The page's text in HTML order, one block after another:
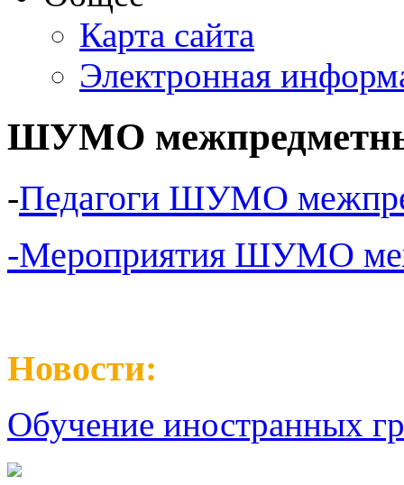
Карта сайта
Электронная
ШУМО
-Педагоги ШУМО
-Мероприятия ШУМО
Новости:
Обучение иностранных